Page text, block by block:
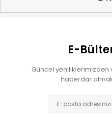
E-
Güncel yeniliklerimizden
haberdar